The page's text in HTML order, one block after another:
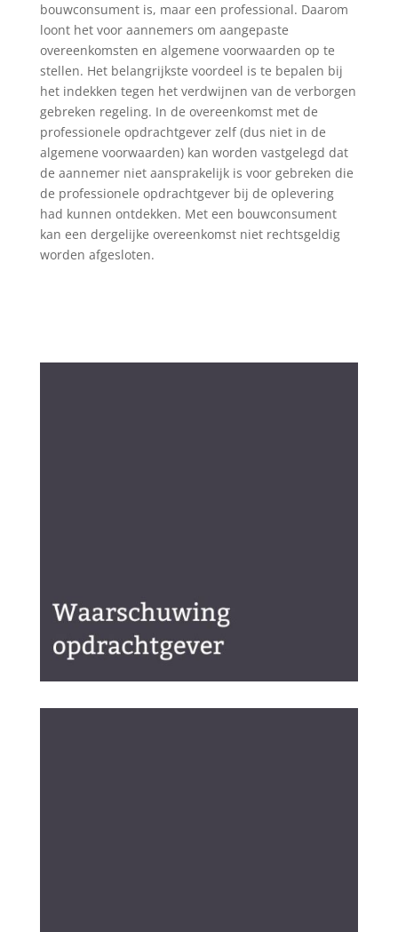
bouwconsument is, maar een professional. Daarom
loont het voor aannemers om aangepaste
overeenkomsten en algemene voorwaarden op te
stellen. Het belangrijkste voordeel is te bepalen bij
het indekken tegen het verdwijnen van de verborgen
gebreken regeling. In de overeenkomst met de
professionele opdrachtgever zelf (dus niet in de
algemene voorwaarden) kan worden vastgelegd dat
de aannemer niet aansprakelijk is voor gebreken die
de professionele opdrachtgever bij de oplevering
had kunnen ontdekken. Met een bouwconsument
kan een dergelijke overeenkomst niet rechtsgeldig
worden afgesloten.